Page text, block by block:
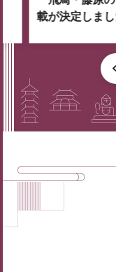
載が決定しまし